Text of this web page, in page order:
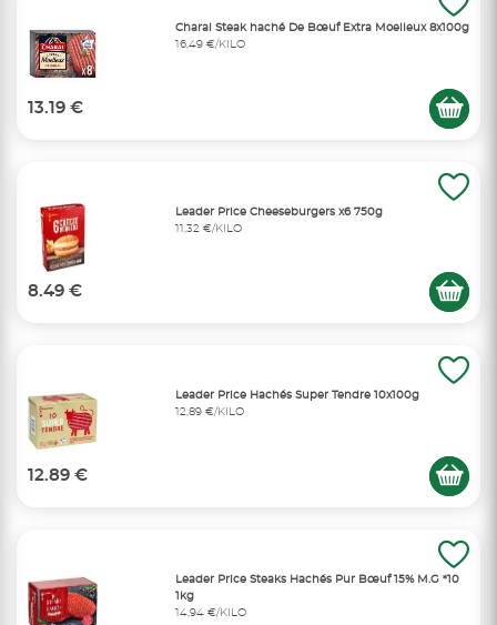
Charal Steak haché De Bœuf Extra Moelleux 8x100g
16,49 €/KILO
13.19 €
Leader Price Cheeseburgers x6 750g
11,32 €/KILO
8.49 €
Leader Price Hachés Super Tendre 10x100g
12,89 €/KILO
12.89 €
Leader Price Steaks Hachés Pur Bœuf 15% M.G *10
1kg
14,94 €/KILO